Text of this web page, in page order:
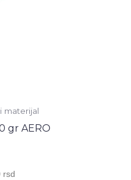
materijal
gr AERO
rsd